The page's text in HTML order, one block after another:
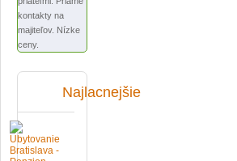
kontakty na
majiteľov. Nízke
ceny.
Najlacnejšie